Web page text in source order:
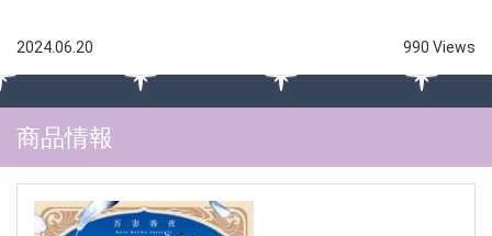
2024.06.20 990 Views
商品情報